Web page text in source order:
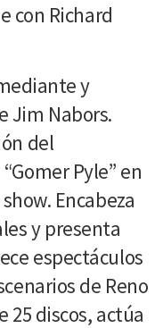
con Richard
y
Jim Nabors.
del
Pyle” en
Encabeza
y presenta
espectáculos
de Reno
25 discos, actúa